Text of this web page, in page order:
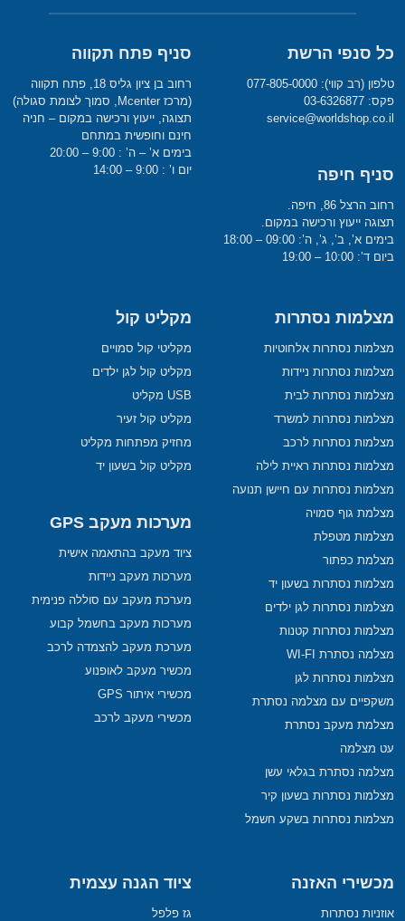
כל סנפי הרשת
טלפון (רב קווי): 077-805-0000
פקס: 03-6326877
service@worldshop.co.il
סניף חיפה
רחוב הרצל 86, חיפה.
תצוגה ייעוץ ורכישה במקום.
בימים א’, ב’, ג’, ה’: 09:00 – 18:00
ביום ד’: 10:00 – 19:00
סניף פתח תקווה
רחוב בן ציון גליס 18, פתח תקווה
(מרכז Mcenter, סמוך לצומת סגולה)
תצוגה, ייעוץ ורכישה במקום – חניה
חינם וחופשית במתחם
בימים א’ – ה’ : 9:00 – 20:00
יום ו’ : 9:00 – 14:00
מצלמות נסתרות
מצלמות נסתרות אלחוטיות
מצלמות נסתרות ניידות
מצלמות נסתרות לבית
מצלמות נסתרות למשרד
מצלמות נסתרות לרכב
מצלמות נסתרות ראיית לילה
מצלמות נסתרות עם חיישן תנועה
מצלמת גוף סמויה
מצלמות מטפלת
מצלמת כפתור
מצלמות נסתרות בשעון יד
מצלמות נסתרות לגן ילדים
מצלמות נסתרות קטנות
מצלמה נסתרת WI-FI
מצלמות נסתרות לגן
משקפיים עם מצלמה נסתרת
מצלמת מעקב נסתרת
עט מצלמה
מצלמה נסתרת בגלאי עשן
מצלמות נסתרות בשעון קיר
מצלמות נסתרות בשקע חשמל
מקליט קול
מקליטי קול סמויים
מקליט קול לגן ילדים
USB מקליט
מקליט קול זעיר
מחזיק מפתחות מקליט
מקליט קול בשעון יד
מערכות מעקב GPS
ציוד מעקב בהתאמה אישית
מערכות מעקב ניידות
מערכת מעקב עם סוללה פנימית
מערכות מעקב בחשמל קבוע
מערכת מעקב להצמדה לרכב
מכשיר מעקב לאופנוע
מכשירי איתור GPS
מכשירי מעקב לרכב
מכשירי האזנה
אוזניות נסתרות
ציוד הגנה עצמית
גז פלפל